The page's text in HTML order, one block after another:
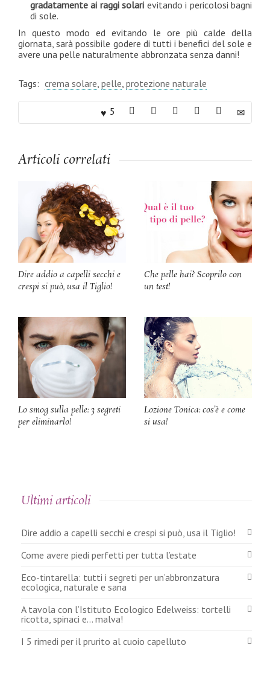
gradatamente ai raggi solari evitando i pericolosi bagni
di sole.
In questo modo ed evitando le ore più calde della
giornata, sarà possibile godere di tutti i benefici del sole e
avere una pelle naturalmente abbronzata senza danni!
Tags: crema solare, pelle, protezione naturale
5
Articoli correlati
Dire addio a capelli secchi e
crespi si può, usa il Tiglio!
Che pelle hai? Scoprilo con
un test!
Lo smog sulla pelle: 3 segreti
per eliminarlo!
Lozione Tonica: cos’è e come
si usa!
Ultimi articoli
Dire addio a capelli secchi e crespi si può, usa il Tiglio!
Come avere piedi perfetti per tutta l’estate
Eco-tintarella: tutti i segreti per un’abbronzatura
ecologica, naturale e sana
A tavola con l’Istituto Ecologico Edelweiss: tortelli
ricotta, spinaci e… malva!
I 5 rimedi per il prurito al cuoio capelluto